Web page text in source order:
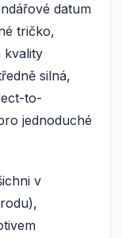
datum
tričko,
kvality
silná,
to-
jednoduché
v